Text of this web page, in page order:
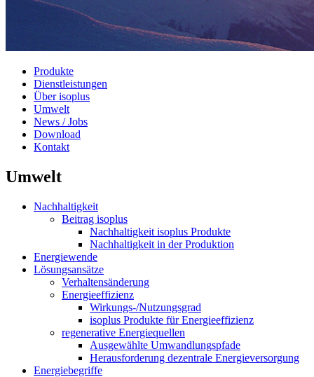
Produkte
Dienstleistungen
Über isoplus
Umwelt
News / Jobs
Download
Kontakt
Umwelt
Nachhaltigkeit
Beitrag isoplus
Nachhaltigkeit isoplus Produkte
Nachhaltigkeit in der Produktion
Energiewende
Lösungsansätze
Verhaltensänderung
Energieeffizienz
Wirkungs-/Nutzungsgrad
isoplus Produkte für Energieeffizienz
regenerative Energiequellen
Ausgewählte Umwandlungspfade
Herausforderung dezentrale Energieversorgung
Energiebegriffe